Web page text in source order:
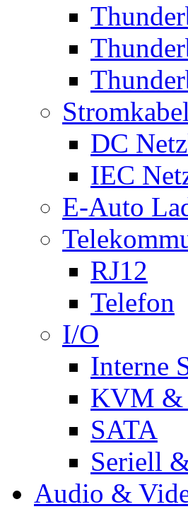
Stromkabel
DC
IEC
E-Auto
RJ12
Telefon
I/O
Interne
KVM &
SATA
Seriell
Audio &